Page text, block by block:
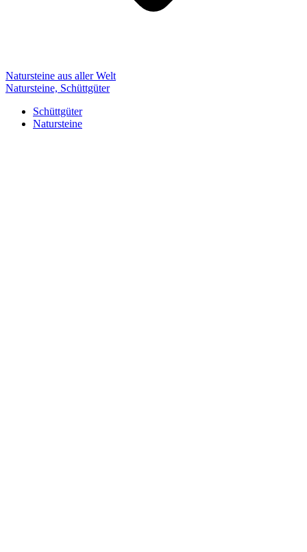
Natursteine aus aller Welt
Natursteine, Schüttgüter
Schüttgüter
Natursteine